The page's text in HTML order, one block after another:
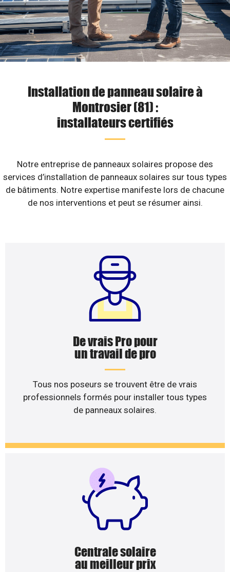
Installation de panneau solaire à
Montrosier (81) :
installateurs certifiés
Notre entreprise de panneaux solaires propose des
services d’installation de panneaux solaires sur tous types
de bâtiments. Notre expertise manifeste lors de chacune
de nos interventions et peut se résumer ainsi.
De vrais Pro pour
un travail de pro
Tous nos poseurs se trouvent être de vrais
professionnels formés pour installer tous types
de panneaux solaires.
Centrale solaire
au meilleur prix